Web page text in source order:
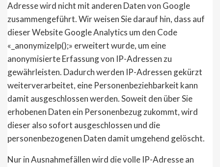
Adresse wird nicht mit anderen Daten von Google
zusammengeführt. Wir weisen Sie darauf hin, dass auf
dieser Website Google Analytics um den Code
«_anonymizeIp();» erweitert wurde, um eine
anonymisierte Erfassung von IP-Adressen zu
gewährleisten. Dadurch werden IP-Adressen gekürzt
weiterverarbeitet, eine Personenbeziehbarkeit kann
damit ausgeschlossen werden. Soweit den über Sie
erhobenen Daten ein Personenbezug zukommt, wird
dieser also sofort ausgeschlossen und die
personenbezogenen Daten damit umgehend gelöscht.
Nur in Ausnahmefällen wird die volle IP-Adresse an